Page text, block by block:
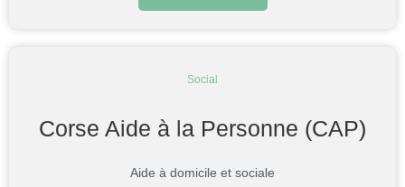
Social
Corse Aide à la Personne (CAP)
Aide à domicile et sociale